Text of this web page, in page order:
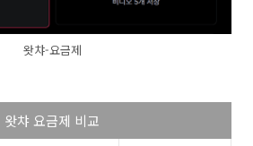
왓챠-요금제
왓챠 요금제 비교